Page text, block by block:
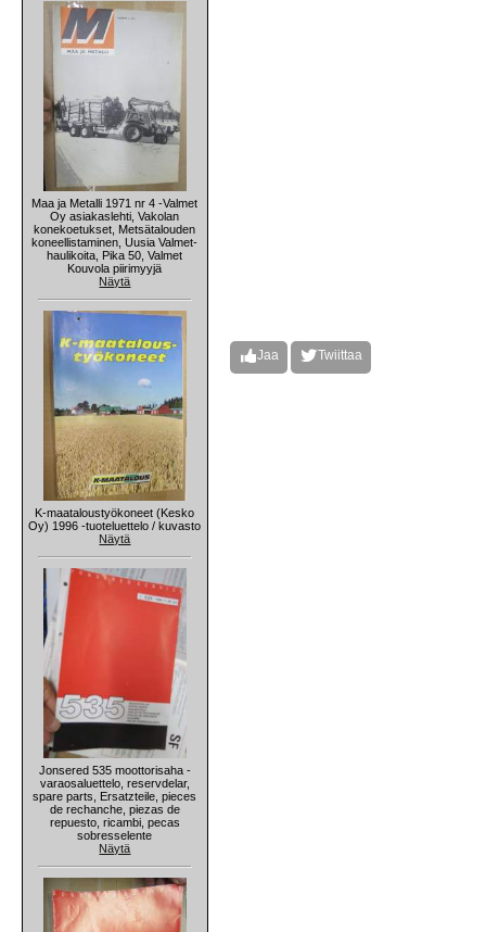
Maa ja Metalli 1971 nr 4 -Valmet
Oy asiakaslehti, Vakolan
konekoetukset, Metsätalouden
koneellistaminen, Uusia Valmet-
haulikoita, Pika 50, Valmet
Kouvola piirimyyjä
Näytä
K-maataloustyökoneet (Kesko
Oy) 1996 -tuoteluettelo / kuvasto
Näytä
Jonsered 535 moottorisaha -
varaosaluettelo, reservdelar,
spare parts, Ersatzteile, pieces
de rechanche, piezas de
repuesto, ricambi, pecas
sobresselente
Näytä
Jaa Twiittaa